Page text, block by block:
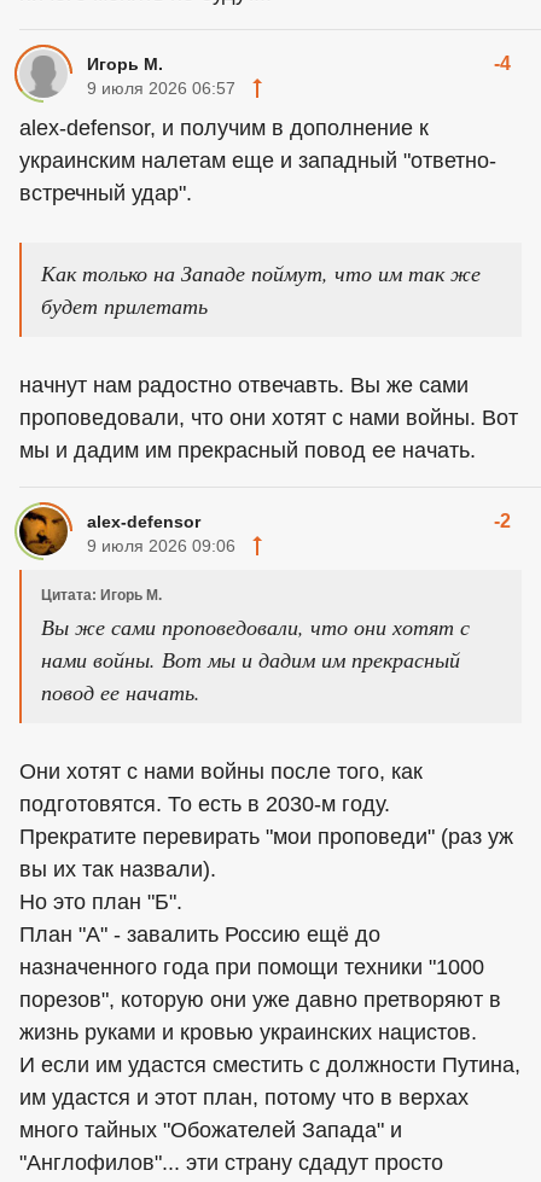
Игорь М. -4
9 июля 2026 06:57
alex-defensor, и получим в дополнение к
украинским налетам еще и западный "ответно-
встречный удар".
Как только на Западе поймут, что им так же
будет прилетать
начнут нам радостно отвечавть. Вы же сами
проповедовали, что они хотят с нами войны. Вот
мы и дадим им прекрасный повод ее начать.
alex-defensor -2
9 июля 2026 09:06
Цитата: Игорь М.
Вы же сами проповедовали, что они хотят с
нами войны. Вот мы и дадим им прекрасный
повод ее начать.
Они хотят с нами войны после того, как
подготовятся. То есть в 2030-м году.
Прекратите перевирать "мои проповеди" (раз уж
вы их так назвали).
Но это план "Б".
План "А" - завалить Россию ещё до
назначенного года при помощи техники "1000
порезов", которую они уже давно претворяют в
жизнь руками и кровью украинских нацистов.
И если им удастся сместить с должности Путина,
им удастся и этот план, потому что в верхах
много тайных "Обожателей Запада" и
"Англофилов"... эти страну сдадут просто